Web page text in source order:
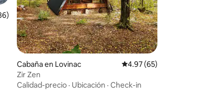
promedio: 5 de 5, 86 reseñas
Cabaña en Lovinac Calificación
4.97 (65)
Zir Zen
Calidad-precio · Ubicación · Check-in